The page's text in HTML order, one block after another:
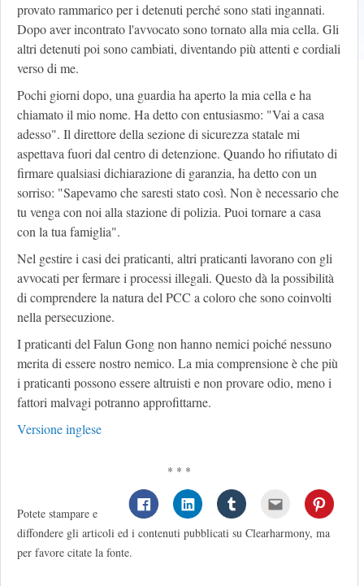
provato rammarico per i detenuti perché sono stati ingannati.
Dopo aver incontrato l'avvocato sono tornato alla mia cella. Gli
altri detenuti poi sono cambiati, diventando più attenti e cordiali
verso di me.
Pochi giorni dopo, una guardia ha aperto la mia cella e ha
chiamato il mio nome. Ha detto con entusiasmo: "Vai a casa
adesso". Il direttore della sezione di sicurezza statale mi
aspettava fuori dal centro di detenzione. Quando ho rifiutato di
firmare qualsiasi dichiarazione di garanzia, ha detto con un
sorriso: "Sapevamo che saresti stato così. Non è necessario che
tu venga con noi alla stazione di polizia. Puoi tornare a casa
con la tua famiglia".
Nel gestire i casi dei praticanti, altri praticanti lavorano con gli
avvocati per fermare i processi illegali. Questo dà la possibilità
di comprendere la natura del PCC a coloro che sono coinvolti
nella persecuzione.
I praticanti del Falun Gong non hanno nemici poiché nessuno
merita di essere nostro nemico. La mia comprensione è che più
i praticanti possono essere altruisti e non provare odio, meno i
fattori malvagi potranno approfittarne.
Versione inglese
* * *
Potete stampare e
diffondere gli articoli ed i contenuti pubblicati su Clearharmony, ma
per favore citate la fonte.